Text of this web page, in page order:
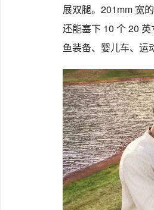
展双腿。201mm 宽
还能塞下 10 个 20
鱼装备、婴儿车、运